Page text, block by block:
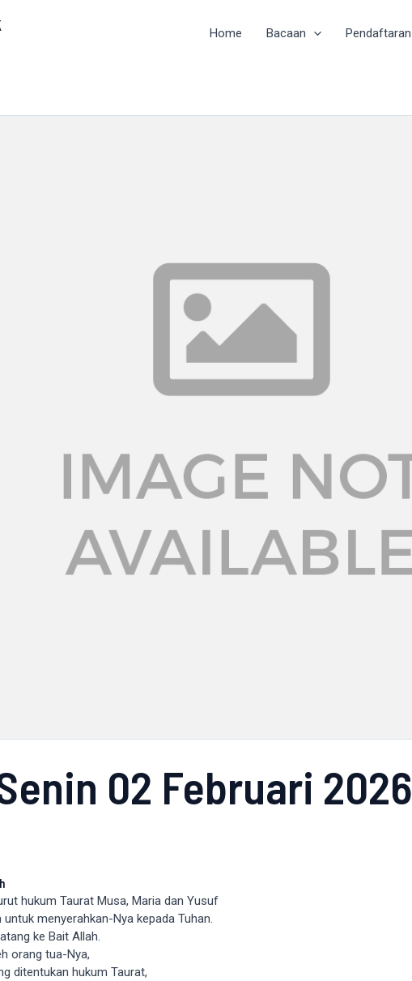
Home Bacaan Pendaftaran
02 Februari 2026
hukum Taurat Musa, Maria dan Yusuf
menyerahkan-Nya kepada Tuhan.
ke Bait Allah.
orang tua-Nya,
ditentukan hukum Taurat,